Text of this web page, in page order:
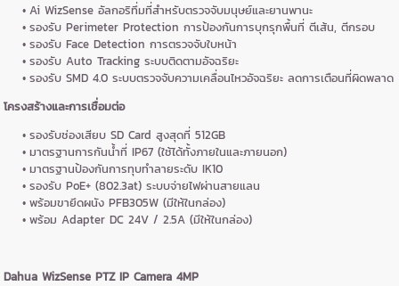
Ai WizSense อัลกอริทึ่มที่สำหรับตรวจจับมนุษย์และยานพานะ
รองรับ Perimeter Protection การป้องกันการบุกรุกพื้นที่ ตีเส้น, ตีกรอบ
รองรับ Face Detection การตรวจจับใบหน้า
รองรับ Auto Tracking ระบบติดตามอัจฉริยะ
รองรับ SMD 4.0 ระบบตรวจจับความเคลื่อนไหวอัจฉริยะ ลดการเตือนที่ผิดพลาด
โครงสร้างและการเชื่อมต่อ
รองรับช่องเสียบ SD Card สูงสุดที่ 512GB
มาตรฐานการกันน้ำที่ IP67 (ใช้ได้ทั้งภายในและภายนอก)
มาตรฐานป้องกันการทุบทำลายระดับ IK10
รองรับ PoE+ (802.3at) ระบบจ่ายไฟผ่านสายแลน
พร้อมขายึดผนัง PFB305W (มีให้ในกล่อง)
พร้อม Adapter DC 24V / 2.5A (มีให้ในกล่อง)
Dahua WizSense PTZ IP Camera 4MP